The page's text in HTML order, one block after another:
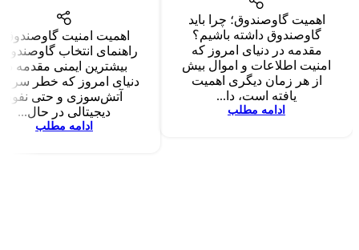
اهمیت گاوصندوق؛ چرا باید
گاوصندوق داشته باشیم؟
مقدمه در دنیای امروز که
امنیت اطلاعات و اموال بیش
از هر زمان دیگری اهمیت
یافته است، دا...
ادامه مطلب
اهمیت امنیت گاوصندوق
راهنمای انتخاب گاوصندوق
بیشترین ایمنی مقدمه در
دنیای امروز که خطر
آتش‌سوزی و حتی نفوذ
دیجیتالی در حال...
ادامه مطلب